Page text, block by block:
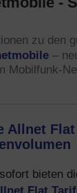
zu den
–
Mobilfunk-
Allnet
bieten
Flat